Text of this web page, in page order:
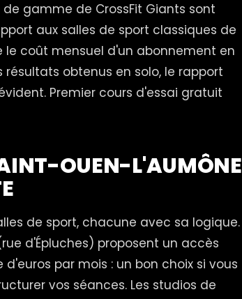
gamme de CrossFit Giants sont
aux salles de sport classiques de
coût mensuel d'un abonnement en
obtenus en solo, le rapport
Premier cours d'essai gratuit
OUEN-L'AUMÔNE
de sport, chacune avec sa logique.
d'Épluches) proposent un accès
par mois : un bon choix si vous
vos séances. Les studios de